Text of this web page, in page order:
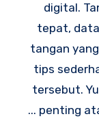
digital.
tepat,
tangan
tips
tersebut.
... penting